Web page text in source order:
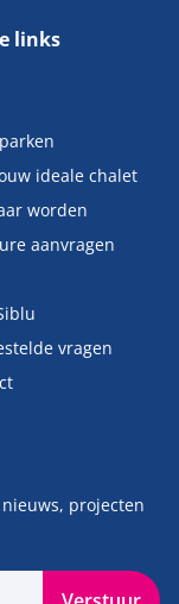
links
ideale chalet
worden
aanvragen
vragen
projecten